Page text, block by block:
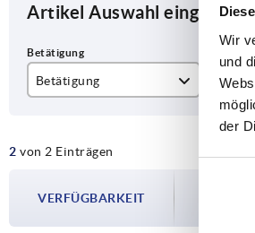
Wir
und
der
Artikel Auswahl eingrenzen
Betätigung
T-Griff abschließbar
H
2 von 2 Einträgen
VERFÜGBARKEIT
Im